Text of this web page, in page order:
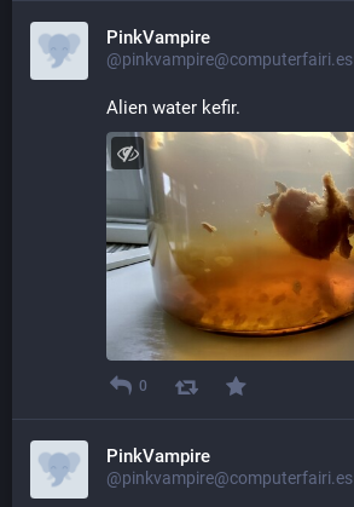
PinkVampire
@pinkvampire@computerfairi.es
Alien water kefir.
0
PinkVampire
@pinkvampire@computerfairi.es